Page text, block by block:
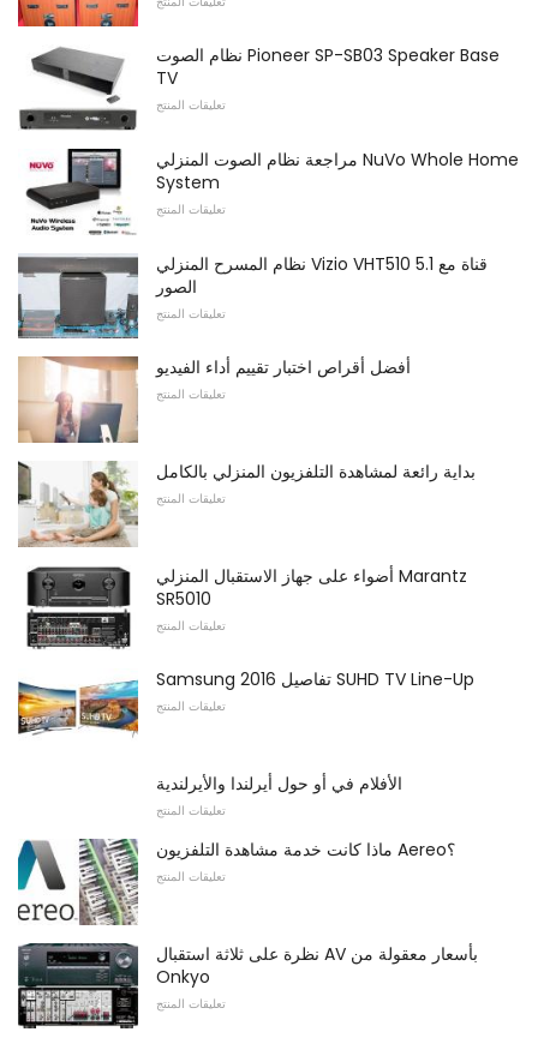
نظام الصوت Pioneer SP-SB03 Speaker Base
TV
تعليقات المنتج
مراجعة نظام الصوت المنزلي NuVo Whole Home
System
تعليقات المنتج
نظام المسرح المنزلي Vizio VHT510 5.1 قناة مع
الصور
تعليقات المنتج
أفضل أقراص اختبار تقييم أداء الفيديو
تعليقات المنتج
بداية رائعة لمشاهدة التلفزيون المنزلي بالكامل
تعليقات المنتج
أضواء على جهاز الاستقبال المنزلي Marantz
SR5010
تعليقات المنتج
Samsung تفاصيل 2016 SUHD TV Line-Up
تعليقات المنتج
الأفلام في أو حول أيرلندا والأيرلندية
تعليقات المنتج
ماذا كانت خدمة مشاهدة التلفزيون Aereo؟
تعليقات المنتج
نظرة على ثلاثة استقبال AV بأسعار معقولة من
Onkyo
تعليقات المنتج